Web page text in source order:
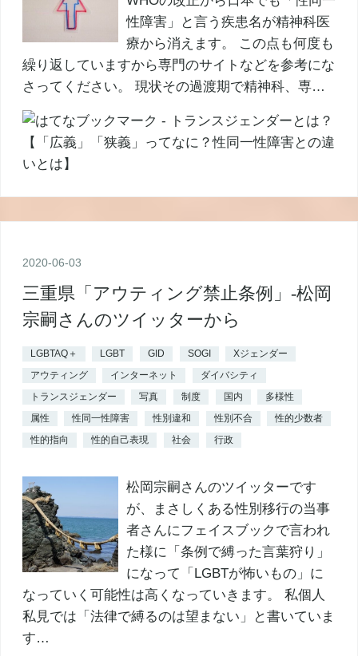
性障害」と言う疾患名が精神科医
療から消えます。 この点も何度も
繰り返していますから専門のサイトなどを参考にな
さってください。 現状その過渡期で精神科、専…
2020-06-03
三重県「アウティング禁止条例」-松岡
宗嗣さんのツイッターから
LGBTAQ＋ LGBT GID SOGI
Xジェンダー
アウティング
インターネット
ダイバシティ
トランスジェンダー
写真 制度 国内
多様性
属性
性同一性障害 性別違和 性別不合
性的少数者
性的指向
性的自己表現 社会 行政
松岡宗嗣さんのツイッターです
が、まさしくある性別移行の当事
者さんにフェイスブックで言われ
た様に「条例で縛った言葉狩り」
になって「LGBTが怖いもの」に
なっていく可能性は高くなっていきます。 私個人
私見では「法律で縛るのは望まない」と書いていま
す…